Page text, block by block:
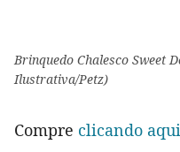
Brinquedo Chalesco Sweet
Ilustrativa/Petz)
Compre clicando aqui